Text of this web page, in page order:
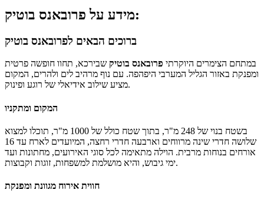
מידע על פרובאנס בוטיק:
ברוכים הבאים לפרובאנס בוטיק
במתחם הצימרים היוקרתי פרובאנס בוטיק שבירכא, תחוו חופשה פרטית
ומפנקת באזור הגליל המערבי היפהפה. עם נוף מרהיב לים ולהרים, המקום
מציע שילוב אידיאלי של רוגע ופינוק.
המקום ומתקניו
בשטח בנוי של 248 מ"ר, בתוך שטח כולל של 1000 מ"ר, תוכלו למצוא
שלושה חדרי שינה מרווחים וארבעה חדרי רחצה, המיועדים לארח עד 16
אורחים בנוחות מרבית. הוילה מתאימה לכל סוגי האירועים, מחתונות ועד
ימי גיבוש, והיא מושלמת למשפחות, זוגות וקבוצות.
חווית אירוח מגוונת ומפנקת